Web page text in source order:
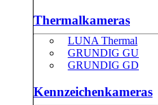
Thermalkameras
LUNA Thermal
GRUNDIG GU
GRUNDIG GD
Kennzeichenkameras